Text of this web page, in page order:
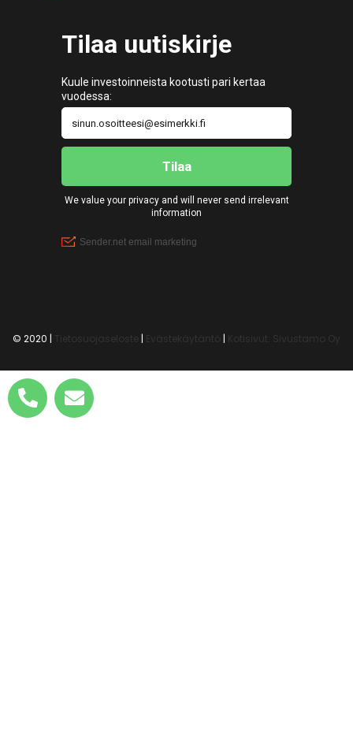
© 2020 | Tietosuojaseloste | Evästekäytäntö | Kotisivut: Sivustamo Oy